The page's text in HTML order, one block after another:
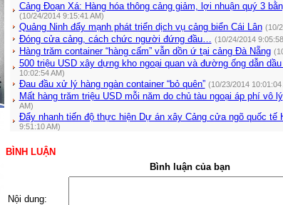
Cảng Đoạn Xá: Hàng hóa thông cảng giảm, lợi nhuận quý 3
(10/24/2014 9:15:41 AM)
Quảng Ninh đẩy mạnh phát triển dịch vụ cảng biển Cái Lân (10/
Đóng cửa cảng, cách chức người đứng đầu… (10/24/2014
Hàng trăm container “hàng cấm” vẫn dồn ứ tại cảng Đà Nẵng
500 triệu USD xây dựng kho ngoại quan và đường ống dẫn
10:02:54 AM)
Đau đầu xử lý hàng ngàn container “bỏ quên” (10/23/2014 10:01:04
Mất hàng trăm triệu USD mỗi năm do chủ tàu ngoại áp phí vô lý
AM)
Đẩy nhanh tiến độ thực hiện Dự án xây Cảng cửa ngõ quốc tế
9:51:10 AM)
BÌNH LUẬN
Bình luận của bạn
Nội dung: